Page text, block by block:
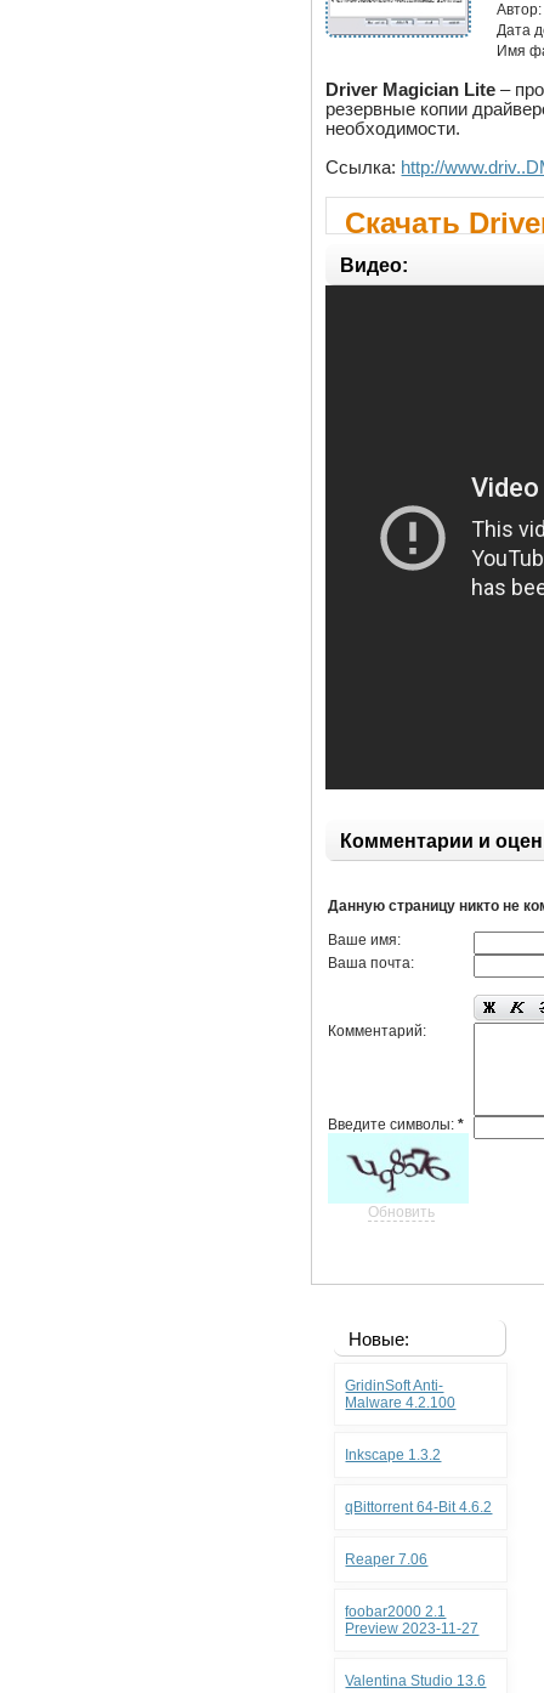
Дата
Имя
Driver Magician Lite –
резервные копии
необходимости.
Ссылка: http://
Скачать
Видео:
Комментарии и
Данную страницу никто не
Ваше имя:
Ваша почта:
Комментарий:
Введите символы:*
Обновить
Новые:
GridinSoft Anti-
Malware 4.2.100
Inkscape 1.3.2
qBittorrent 64-Bit 4.6.2
Reaper 7.06
foobar2000 2.1
Preview 2023-11-27
Valentina Studio 13.6